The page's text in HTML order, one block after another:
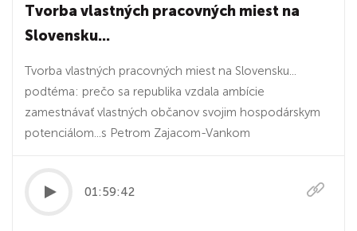
Tvorba vlastných pracovných miest na
Slovensku...
Tvorba vlastných pracovných miest na Slovensku...
podtéma: prečo sa republika vzdala ambície
zamestnávať vlastných občanov svojim hospodárskym
potenciálom...s Petrom Zajacom-Vankom
01:59:42